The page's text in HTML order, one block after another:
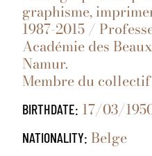
graphisme,
1987-2015 /
Académie des
Namur.
Membre du collectif
BIRTHDATE: 17/03/
NATIONALITY: Belge